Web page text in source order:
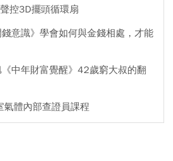
控3D擺頭循環扇
意識》學會如何與金錢相處，才能
中年財富覺醒》42歲窮大叔的翻
體內部查證員課程